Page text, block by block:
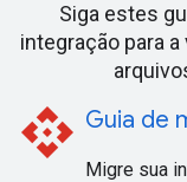
Siga estes
integração para
api Guia de
Migre sua